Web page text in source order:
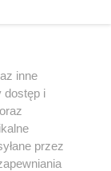
powielany i
sposób
polu
w
użycie
groźbą kary i
inne
dostęp i
przez